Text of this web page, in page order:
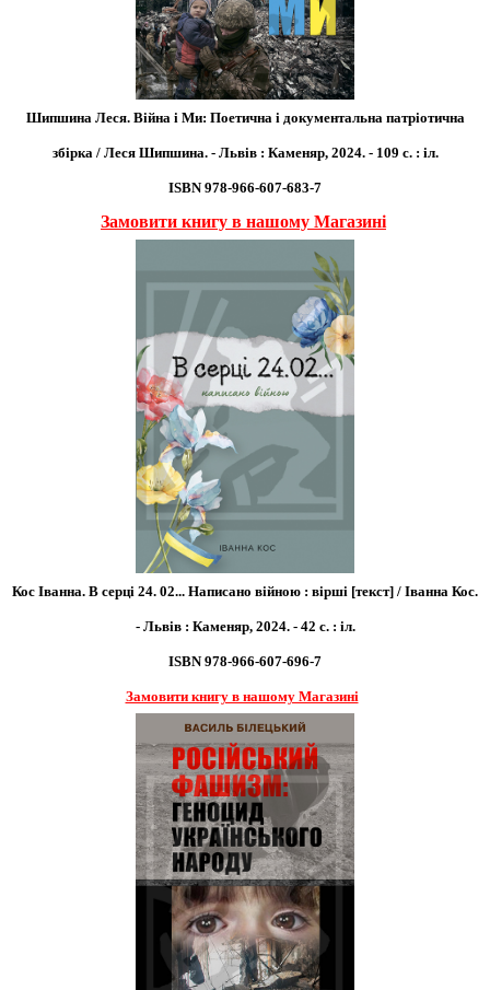
Шипшина Леся. Війна і Ми: Поетична і документальна патріотична
збірка / Леся Шипшина. - Львів : Каменяр, 2024. - 109 с. : іл.
ІSBN 978-966-607-683-7
Замовити книгу в нашому Магазині
Кос Іванна. В серці 24. 02... Написано війною : вірші [текст] / Іванна Кос.
- Львів : Каменяр, 2024. - 42 с. : іл.
ISBN 978-966-607-696-7
Замовити книгу в нашому Магазині